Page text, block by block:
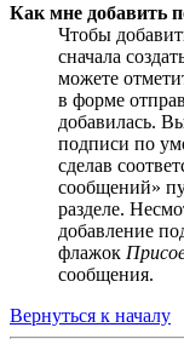
Как мне добавить
Чтобы
сначала
можете
в форме
добавилась.
подписи по
сделав
сообщений»
разделе.
добавление
флажок
сообщения.
Вернуться к началу